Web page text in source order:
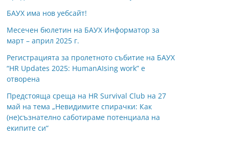
БАУХ има нов уебсайт!
Месечен бюлетин на БАУХ Информатор за
март – април 2025 г.
Регистрацията за пролетното събитие на БАУХ
“HR Updates 2025: HumanAIsing work” е
отворена
Предстояща среща на HR Survival Club на 27
май на тема „Невидимите спирачки: Как
(не)съзнателно саботираме потенциала на
екипите си“